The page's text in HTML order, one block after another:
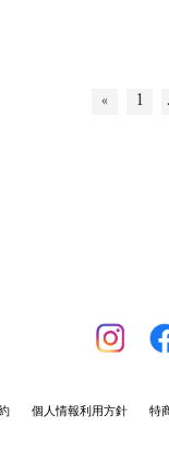
« 1
個人情報利用方針 特